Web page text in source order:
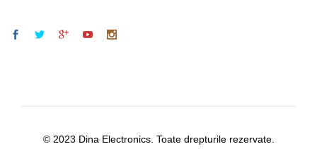
© 2023 Dina Electronics. Toate drepturile rezervate.